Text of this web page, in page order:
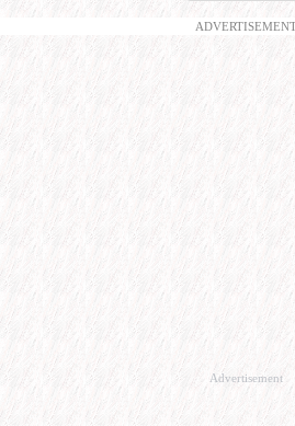
Advertisement